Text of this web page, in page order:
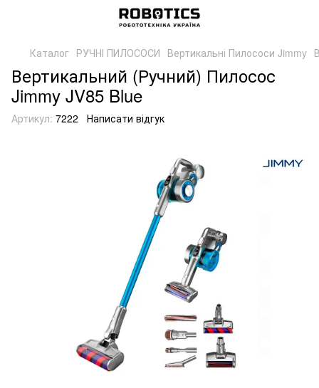
Каталог РУЧНІ ПИЛОСОСИ Вертикальні Пилососи Jimmy
Вертикальний (Ручний) Пилосос
Jimmy JV85 Blue
Артикул: 7222 Написати відгук